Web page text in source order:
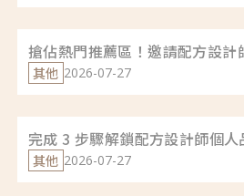
搶佔熱門推薦區！邀請配方設計
其他 2026-07-27
完成 3 步驟解鎖配方設計師個
其他 2026-07-27